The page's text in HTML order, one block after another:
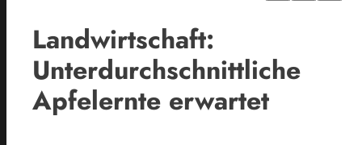
Landwirtschaft:
Unterdurchschnittliche
Apfelernte erwartet